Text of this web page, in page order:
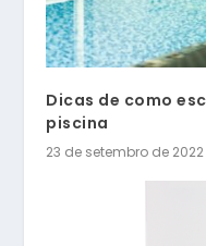
Dicas de como
piscina
23 de setembro de 2022